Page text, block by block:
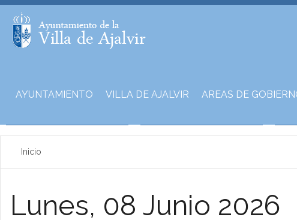
AYUNTAMIENTO VILLA DE AJALVIR AREAS DE
Inicio
Lunes, 08 Junio 2026